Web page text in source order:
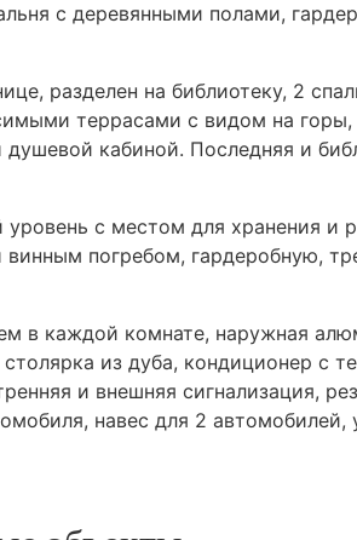
с деревянными полами,
разделен на библиотеку, 2
террасами с видом на горы,
кабиной. Последняя и
с местом для хранения и
погребом, гардеробную,
в каждой комнате, наружная
из дуба, кондиционер с
и внешняя сигнализация,
навес для 2